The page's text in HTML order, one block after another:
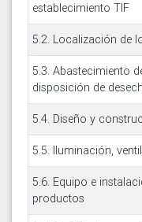
establecimiento TIF
5.2. Localización de
5.3. Abastecimiento
disposición de
5.4. Diseño y
5.5. Iluminación,
5.6. Equipo e
productos